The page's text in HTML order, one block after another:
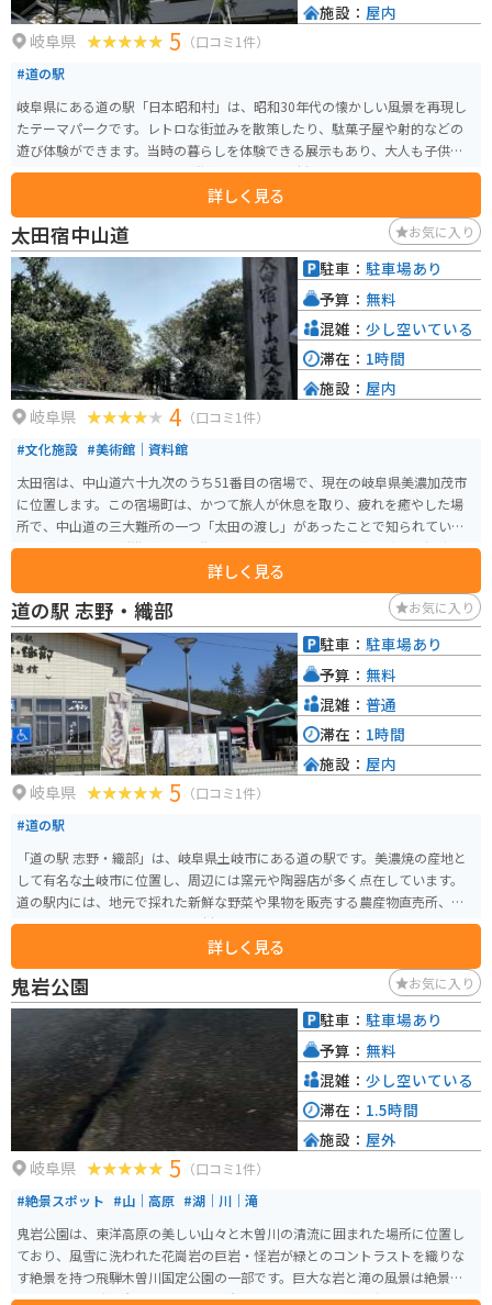
岐阜県 5 （口コミ1件）
#道の駅
岐阜県にある道の駅「日本昭和村」は、昭和30年代の懐かしい風景を再現し
たテーマパークです。レトロな街並みを散策したり、駄菓子屋や射的などの
遊び体験ができます。当時の暮らしを体験できる展示もあり、大人も子供も
楽しめます。 食事処では、飛騨牛や地元産の食材を使った料理が味わえま
す。お土産には、昭和レトロなグッズや地元の特産品が人気です。 バイクで
行く場合は、駐車場も広々としているので安心です。周辺には、自然豊かな
スポットも多いので、ツーリングの休憩場所としてもおすすめです。
詳しく見る
施設： 屋内
太田宿中山道 お気に入り
岐阜県 4 （口コミ1件）
#文化施設 #美術館｜資料館
太田宿は、中山道六十九次のうち51番目の宿場で、現在の岐阜県美濃加茂市
に位置します。この宿場町は、かつて旅人が休息を取り、疲れを癒やした場
所で、中山道の三大難所の一つ「太田の渡し」があったことで知られていま
す。太田宿は、飛騨街道と郡上街道の分岐点でもあり、軍事・政治・経済の
紹介する展示室や、飲食コーナー、物産販売コーナーなどを楽しむことがで
きます。また、敷地正面の巨木は見応えがあり、自然豊かな環境の中で歴史
の深さを感じることができます。周辺の建物も保存されていて、雰囲気が感じ
られます。また、近くの土手からの木曽川を眺めるのも良いところです。レン
タルサイクルもあるので、気晴らしにはちょうど良いところです。
詳しく見る
駐車： 駐車場あり
予算： 無料
混雑： 少し空いている
滞在： 1時間
施設： 屋内
道の駅 志野・織部 お気に入り
岐阜県 5 （口コミ1件）
#道の駅
「道の駅 志野・織部」は、岐阜県土岐市にある道の駅です。美濃焼の産地と
して有名な土岐市に位置し、周辺には窯元や陶器店が多く点在しています。
道の駅内には、地元で採れた新鮮な野菜や果物を販売する農産物直売所、美
濃焼の販売コーナー、地元の食材を使ったレストランなどがあります。 特
に、美濃焼の販売コーナーは必見です。普段使いしやすい食器から、贈答用
にも最適な高級品まで、様々な種類の美濃焼が揃っています。 また、道の駅
に隣接して「織部ヒルズ」という公園があり、芝生広場や遊具、散策路など
が整備されています。 バイクで訪れる場合、道の駅には広い駐車場が完備さ
れているので安心です。周辺には、自然豊かな山道も多く、ツーリングにも
最適なエリアです。 土岐市周辺には、他にも「美濃焼伝統産業会館」や「陶
史の森」など、陶芸に関連する施設があります。道の駅 志野・織部を拠点
に、土岐市の魅力を満喫してみてはいかがでしょうか。
詳しく見る
駐車： 駐車場あり
予算： 無料
混雑： 普通
滞在： 1時間
施設： 屋内
鬼岩公園 お気に入り
岐阜県 5 （口コミ1件）
#絶景スポット #山｜高原 #湖｜川｜滝
鬼岩公園は、東洋高原の美しい山々と木曽川の清流に囲まれた場所に位置し
ており、風雪に洗われた花崗岩の巨岩・怪岩が緑とのコントラストを織りな
す絶景を持つ飛騨木曽川国定公園の一部です。巨大な岩と滝の風景は絶景で
す。イベント時は岩屋くぐりという岩の下を探検できる道を歩けます。 四季
駐車： 駐車場あり
予算： 無料
混雑： 少し空いている
滞在： 1.5時間
施設： 屋外